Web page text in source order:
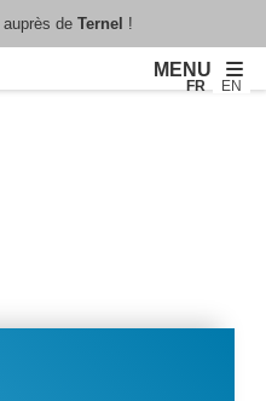
auprès de Ternel !
FR EN
MENU